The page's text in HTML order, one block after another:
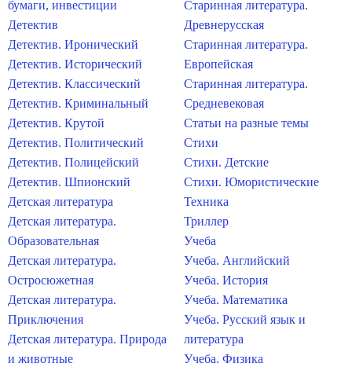
бумаги, инвестиции
Детектив
Детектив. Иронический
Детектив. Исторический
Детектив. Классический
Детектив. Криминальный
Детектив. Крутой
Детектив. Политический
Детектив. Полицейский
Детектив. Шпионский
Детская литература
Детская литература.
Образовательная
Детская литература.
Остросюжетная
Детская литература.
Приключения
Детская литература. Природа
и животные
Старинная литература.
Древнерусская
Старинная литература.
Европейская
Старинная литература.
Средневековая
Статьи на разные темы
Стихи
Стихи. Детские
Стихи. Юмористические
Техника
Триллер
Учеба
Учеба. Английский
Учеба. История
Учеба. Математика
Учеба. Русский язык и
литература
Учеба. Физика